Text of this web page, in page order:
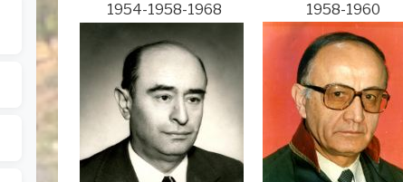
1954-1958-1968 1958-